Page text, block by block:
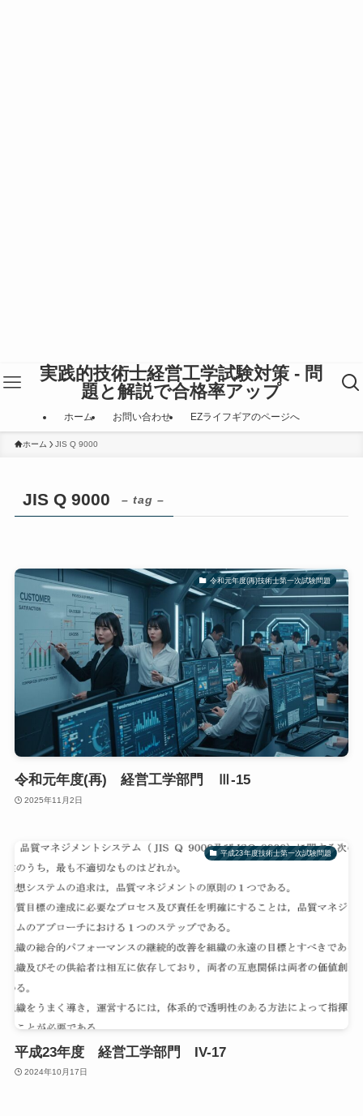
実践的技術士経営工学試験対策 - 問
題と解説で合格率アップ
ホーム お問い合わせ EZライフギアのページへ
ホーム JIS Q 9000
JIS Q 9000 – tag –
令和元年度(再)技術士第一次試験問題
令和元年度(再) 経営工学部門 Ⅲ-15
2025年11月2日
平成23年度技術士第一次試験問題
平成23年度 経営工学部門 IV-17
2024年10月17日